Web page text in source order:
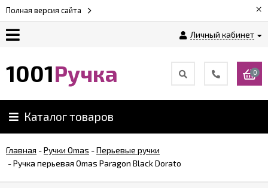
Полная версия сайта ×
Личный кабинет
Возврат
1001Ручка 0
Каталог товаров
Главная -Ручки Omas -Перьевые ручки
-Ручка перьевая Omas Paragon Black Dorato